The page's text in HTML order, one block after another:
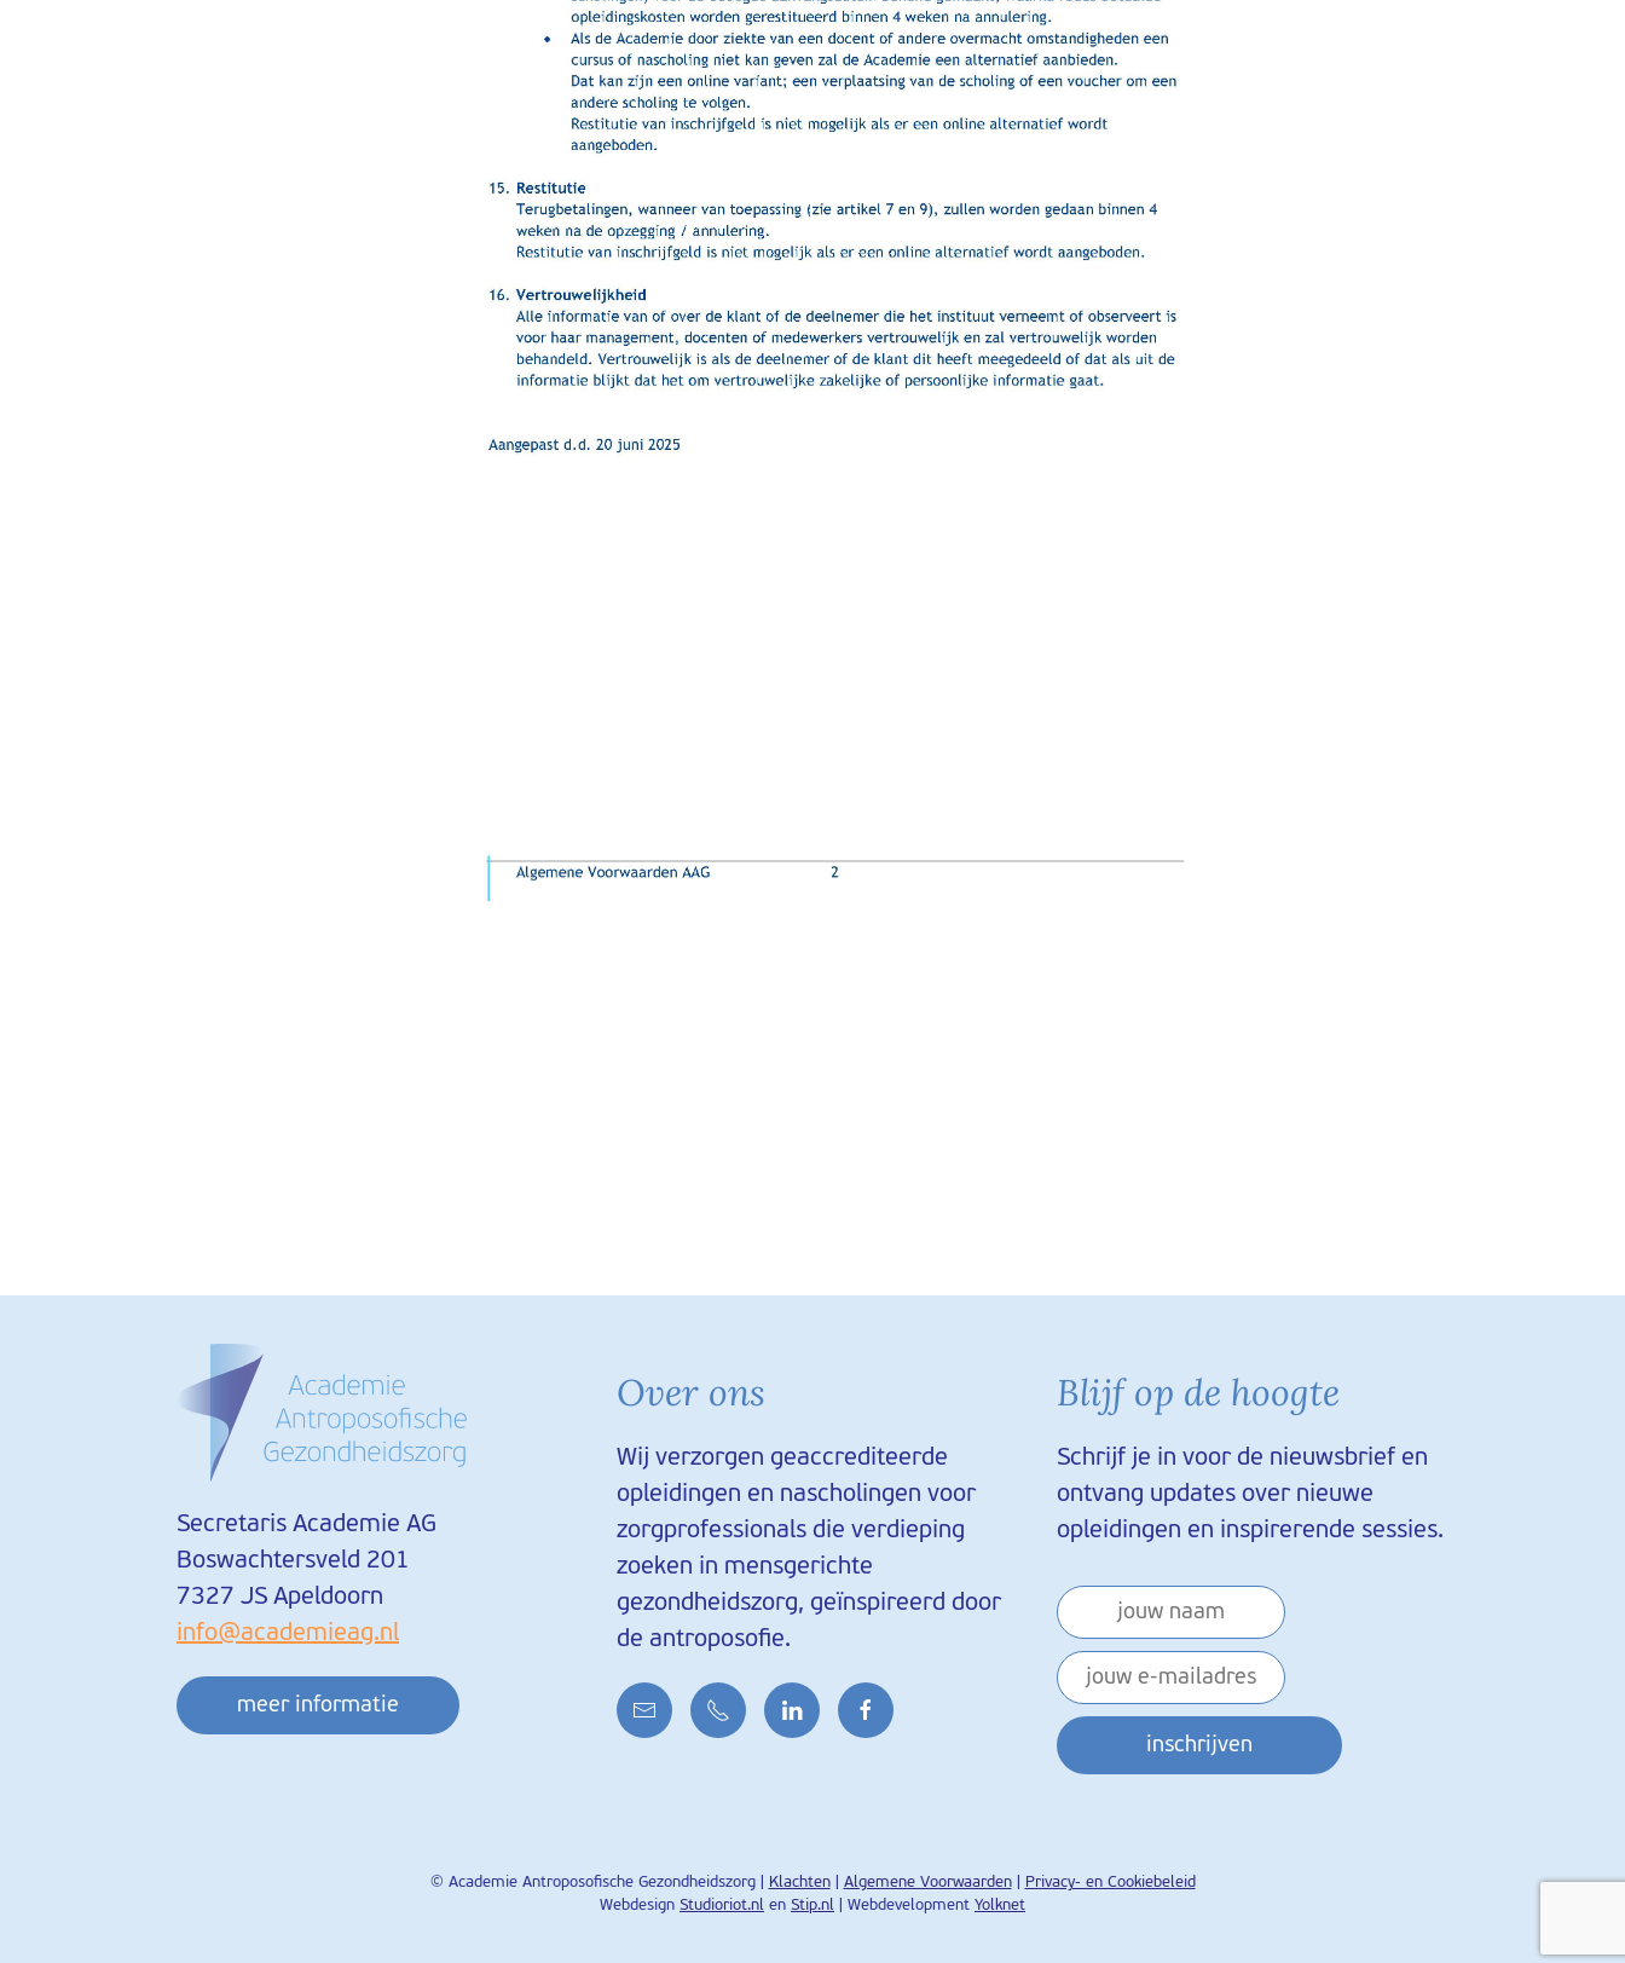
Secretaris Academie AG
Boswachtersveld 201
7327 JS Apeldoorn
info@academieag.nl
meer informatie
Over ons
Wij verzorgen geaccrediteerde
opleidingen en nascholingen voor
zorgprofessionals die verdieping
zoeken in mensgerichte
gezondheidszorg, geïnspireerd door
de antroposofie.
Blijf op de hoogte
Schrijf je in voor de nieuwsbrief en
ontvang updates over nieuwe
opleidingen en inspirerende sessies.
inschrijven
© Academie Antroposofische Gezondheidszorg | Klachten| Algemene Voorwaarden|
Privacy- en Cookiebeleid
Webdesign Studioriot.nl en Stip.nl | Webdevelopment Yolknet